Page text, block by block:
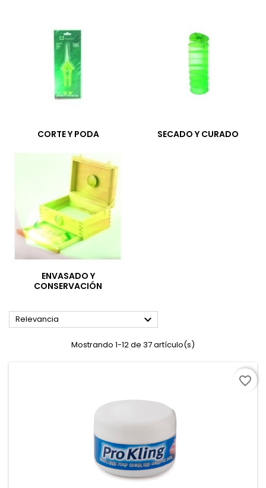
CORTE Y PODA SECADO Y CURADO
ENVASADO Y
CONSERVACIÓN
Relevancia 
Mostrando 1-12 de 37 artículo(s)
favorite_border